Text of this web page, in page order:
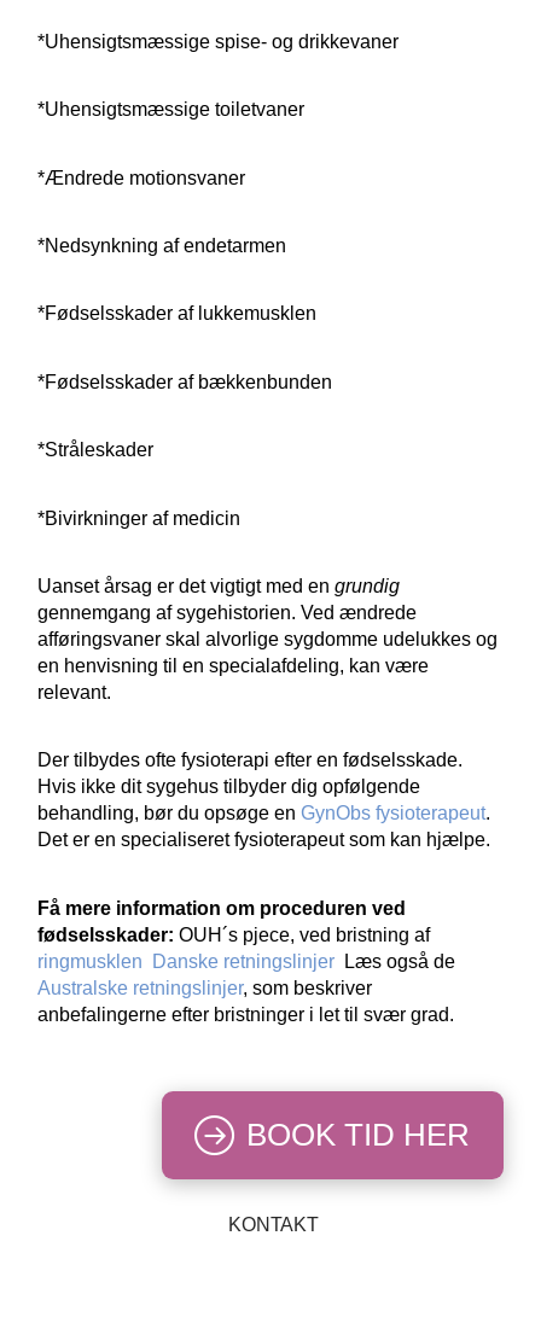
*Uhensigtsmæssige spise- og drikkevaner
*Uhensigtsmæssige toiletvaner
*Ændrede motionsvaner
*Nedsynkning af endetarmen
*Fødselsskader af lukkemusklen
*Fødselsskader af bækkenbunden
*Stråleskader
*Bivirkninger af medicin
Uanset årsag er det vigtigt med engrundig
gennemgang af sygehistorien. Ved ændrede
afføringsvaner skal alvorlige sygdomme udelukkes og
en henvisning til en specialafdeling, kan være
relevant.
Der tilbydes ofte fysioterapi efter en fødselsskade.
Hvis ikke dit sygehus tilbyder dig opfølgende
behandling, bør du opsøge enGynObs fysioterapeut.
Det er en specialiseret fysioterapeut som kan hjælpe.
Få mere information om proceduren ved
fødselsskader: OUH´s pjece, ved bristning af
ringmusklen
Danske retningslinjer
Læs også de
Australske retningslinjer, som beskriver
anbefalingerne efter bristninger i let til svær grad.
BOOK TID HER
KONTAKT